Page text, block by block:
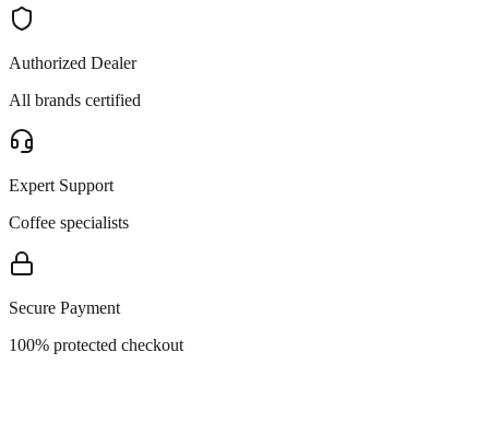
Authorized Dealer
All brands certified
Expert Support
Coffee specialists
Secure Payment
100% protected checkout